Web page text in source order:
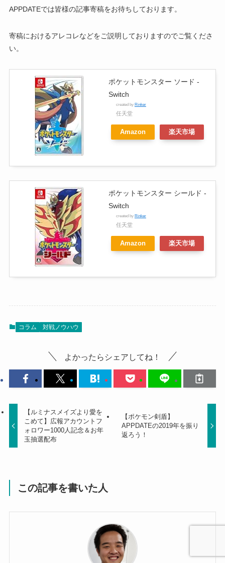
APPDATEでは皆様の記事寄稿をお待ちしております。
寄稿におけるアレコレなどをご説明しておりますのでご覧くださ
い。
ポケットモンスター ソード -
Switch
created by Rinker
任天堂
Amazon 楽天市場
ポケットモンスター シールド -
Switch
created by Rinker
任天堂
Amazon 楽天市場
コラム 対戦ノウハウ
よかったらシェアしてね！
【ルミナスメイズより愛を
こめて】広報アカウントフ
ォロワー1000人記念＆お年
玉抽選配布
【ポケモン剣盾】
APPDATEの2019年を振り
返ろう！
この記事を書いた人